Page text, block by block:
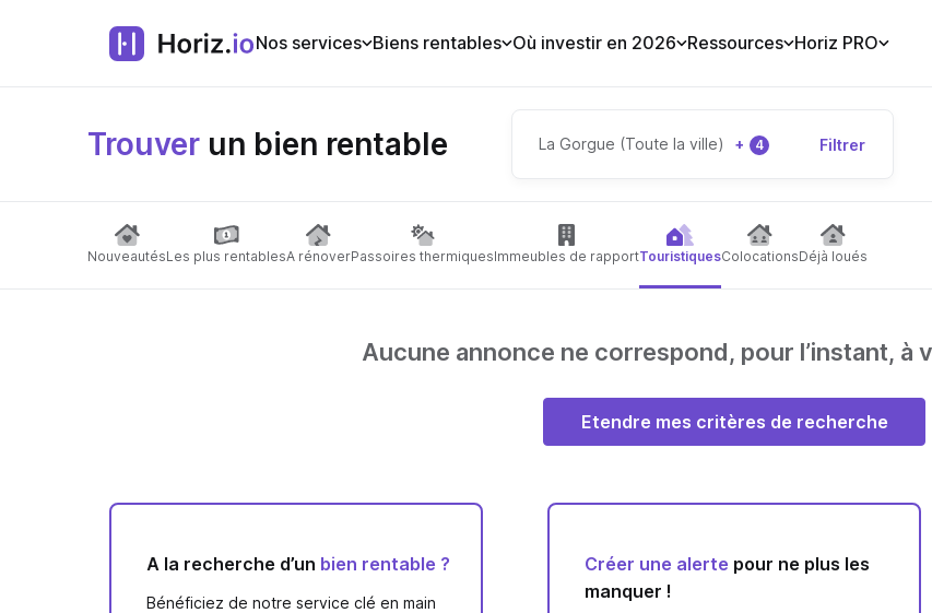
Nos services Biens rentables Où investir en 2026 Ressources Horiz PRO
Trouver un bien rentable La Gorgue (Toute la ville) + 4 Filtrer
NouveautésLes plus rentablesA rénoverPassoires thermiquesImmeubles de rapportTouristiquesColocationsDéjà loués
Aucune annonce ne correspond, pour l’instant, à
Etendre mes critères de recherche
A la recherche d’un bien rentable ?
Bénéficiez de notre service clé en main
Créer une alerte pour ne plus les
manquer !